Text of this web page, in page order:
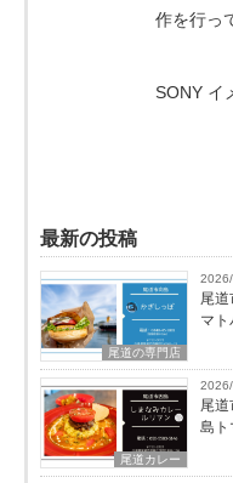
作を行っ
SONY イ
最新の投稿
尾道の専門店
尾
マト
尾道カレー
尾
島ト